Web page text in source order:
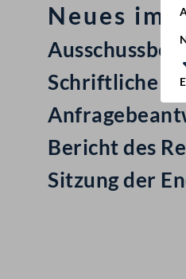
Neues im
Schriftliche
Bericht des
Sitzung der